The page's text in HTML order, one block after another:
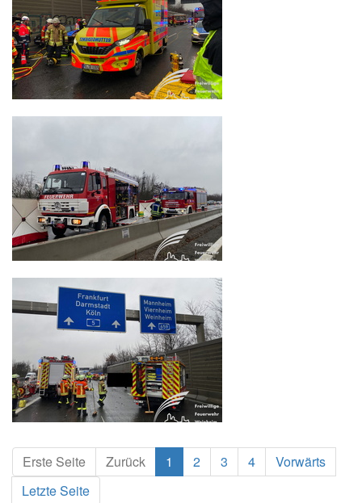
Erste Seite Zurück 1 2 3 4
Vorwärts
Letzte Seite